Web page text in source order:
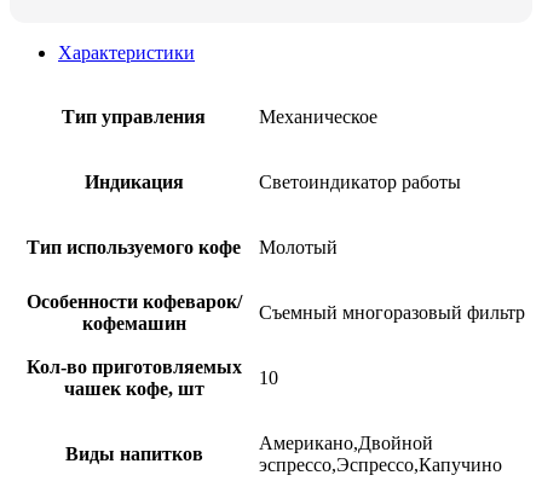
Характеристики
Тип управления Механическое
Индикация Светоиндикатор работы
Тип используемого кофе Молотый
Особенности кофеварок/
кофемашин
Съемный многоразовый фильтр
Кол-во приготовляемых
чашек кофе, шт
10
Виды напитков
Американо,Двойной
эспрессо,Эспрессо,Капучино